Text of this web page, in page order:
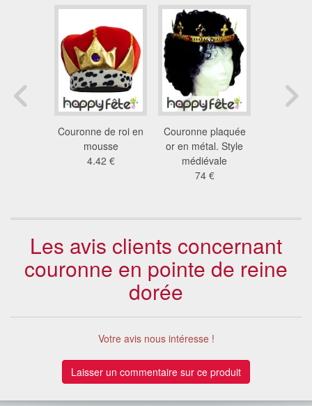
Couronne de roi en
mousse
4.42 €
Couronne plaquée
or en métal. Style
médiévale
74 €
Les avis clients concernant
couronne en pointe de reine
dorée
Votre avis nous intéresse !
Laisser un commentaire sur ce produit